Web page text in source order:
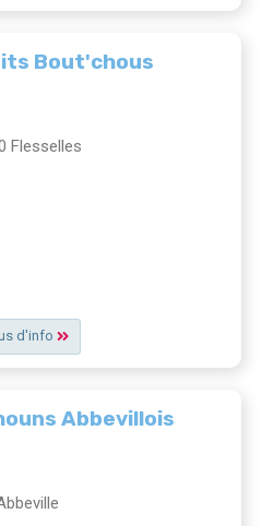
Bout'chous
d'info
Flesselles
Abbevillois